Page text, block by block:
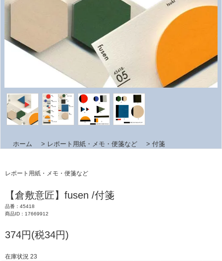
ホーム > レポート用紙・メモ・便箋など > 付箋
レポート用紙・メモ・便箋など
【倉敷意匠】fusen /付箋
品番：45418
商品ID：17669912
374円(税34円)
在庫状況 23